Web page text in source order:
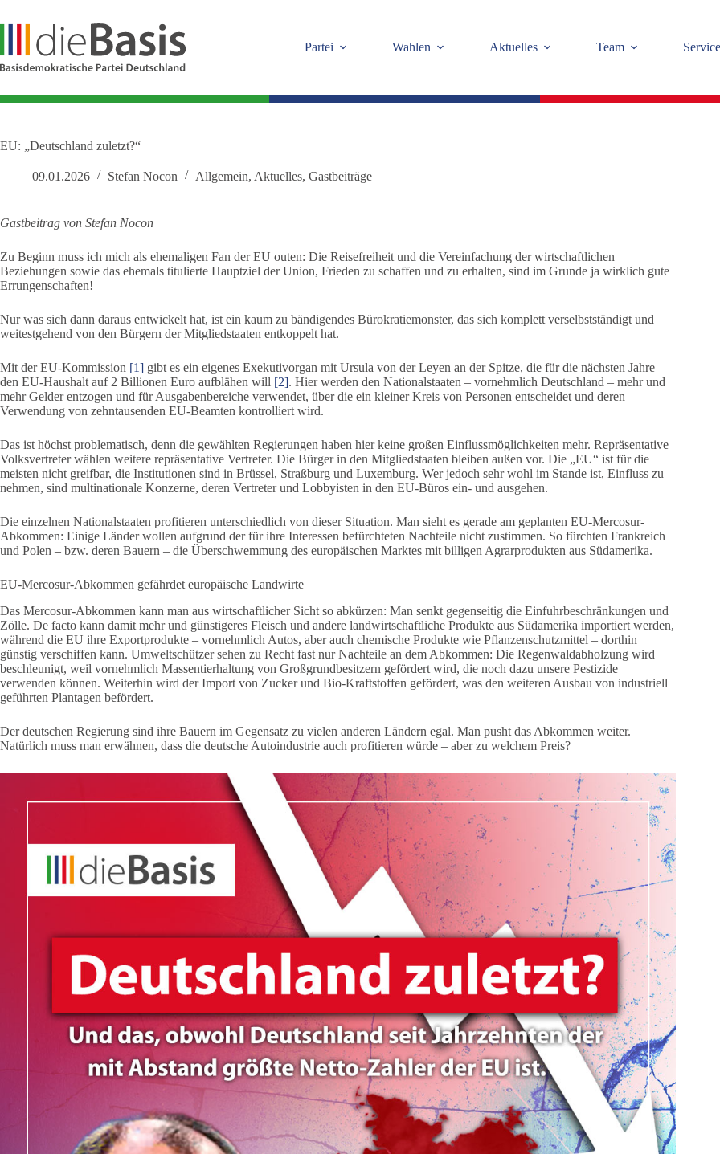
springen
Partei
Wahlen Aktuelles Team Service
EU: „Deutschland zuletzt?“
09.01.2026 Stefan Nocon Allgemein, Aktuelles, Gastbeiträge
Gastbeitrag von Stefan Nocon
Zu Beginn muss ich mich als ehemaligen Fan der EU outen: Die Reisefreiheit und die Vereinfachung der wirtschaftlichen
Beziehungen sowie das ehemals titulierte Hauptziel der Union, Frieden zu schaffen und zu erhalten, sind im Grunde ja wirklich gute
Errungenschaften!
Nur was sich dann daraus entwickelt hat, ist ein kaum zu bändigendes Bürokratiemonster, das sich komplett verselbstständigt und
weitestgehend von den Bürgern der Mitgliedstaaten entkoppelt hat.
Mit der EU-Kommission [1] gibt es ein eigenes Exekutivorgan mit Ursula von der Leyen an der Spitze, die für die nächsten Jahre
den EU-Haushalt auf 2 Billionen Euro aufblähen will [2]. Hier werden den Nationalstaaten – vornehmlich Deutschland – mehr und
mehr Gelder entzogen und für Ausgabenbereiche verwendet, über die ein kleiner Kreis von Personen entscheidet und deren
Verwendung von zehntausenden EU-Beamten kontrolliert wird.
Das ist höchst problematisch, denn die gewählten Regierungen haben hier keine großen Einflussmöglichkeiten mehr. Repräsentative
Volksvertreter wählen weitere repräsentative Vertreter. Die Bürger in den Mitgliedstaaten bleiben außen vor. Die „EU“ ist für die
meisten nicht greifbar, die Institutionen sind in Brüssel, Straßburg und Luxemburg. Wer jedoch sehr wohl im Stande ist, Einfluss zu
nehmen, sind multinationale Konzerne, deren Vertreter und Lobbyisten in den EU-Büros ein- und ausgehen.
Die einzelnen Nationalstaaten profitieren unterschiedlich von dieser Situation. Man sieht es gerade am geplanten EU-Mercosur-
Abkommen: Einige Länder wollen aufgrund der für ihre Interessen befürchteten Nachteile nicht zustimmen. So fürchten Frankreich
und Polen – bzw. deren Bauern – die Überschwemmung des europäischen Marktes mit billigen Agrarprodukten aus Südamerika.
EU-Mercosur-Abkommen gefährdet europäische Landwirte
Das Mercosur-Abkommen kann man aus wirtschaftlicher Sicht so abkürzen: Man senkt gegenseitig die Einfuhrbeschränkungen und
Zölle. De facto kann damit mehr und günstigeres Fleisch und andere landwirtschaftliche Produkte aus Südamerika importiert werden,
während die EU ihre Exportprodukte – vornehmlich Autos, aber auch chemische Produkte wie Pflanzenschutzmittel – dorthin
günstig verschiffen kann. Umweltschützer sehen zu Recht fast nur Nachteile an dem Abkommen: Die Regenwaldabholzung wird
beschleunigt, weil vornehmlich Massentierhaltung von Großgrundbesitzern gefördert wird, die noch dazu unsere Pestizide
verwenden können. Weiterhin wird der Import von Zucker und Bio-Kraftstoffen gefördert, was den weiteren Ausbau von industriell
geführten Plantagen befördert.
Der deutschen Regierung sind ihre Bauern im Gegensatz zu vielen anderen Ländern egal. Man pusht das Abkommen weiter.
Natürlich muss man erwähnen, dass die deutsche Autoindustrie auch profitieren würde – aber zu welchem Preis?